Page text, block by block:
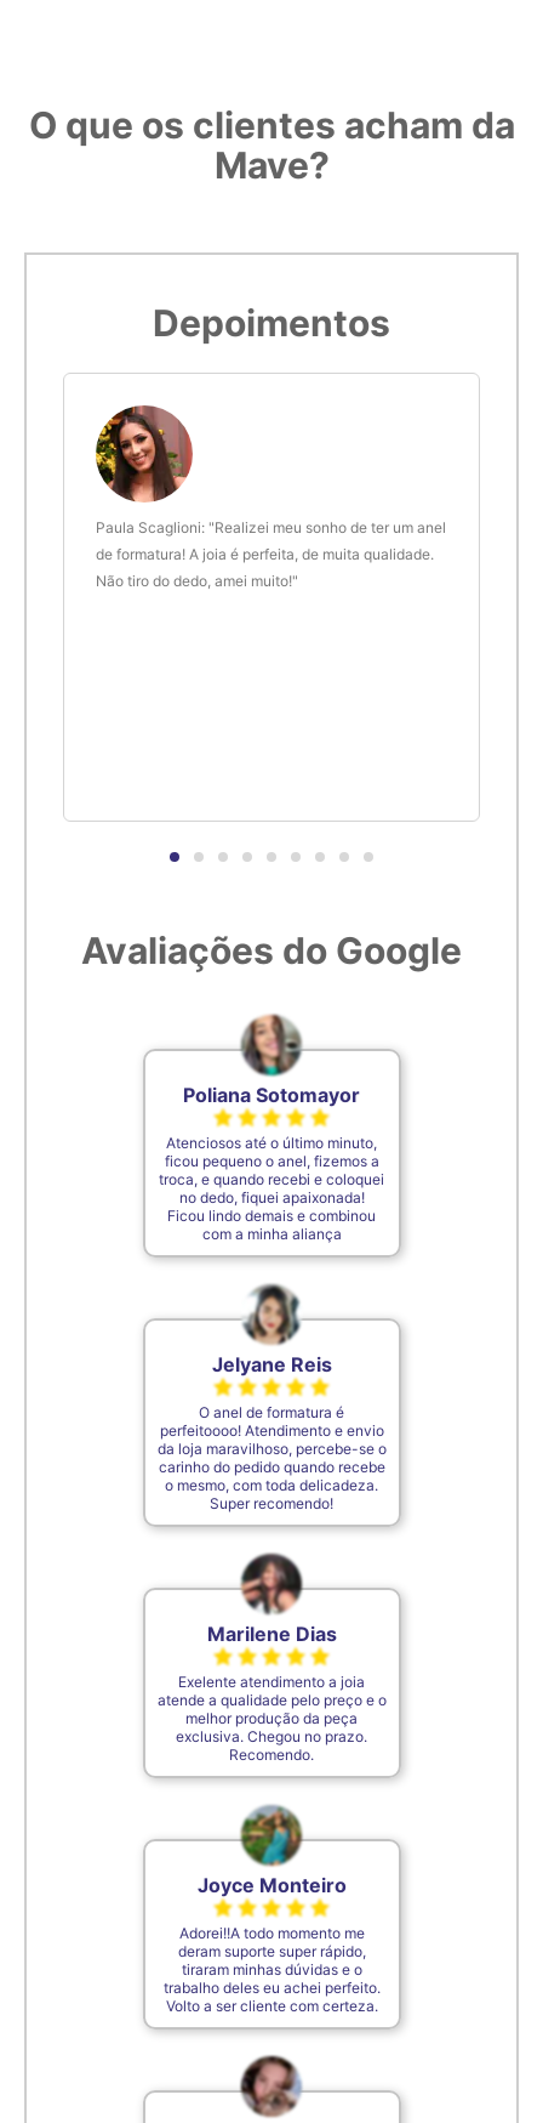
O que os clientes acham da
Mave?
Depoimentos
Paula Scaglioni: "Realizei meu sonho de ter um anel
de formatura! A joia é perfeita, de muita qualidade.
Não tiro do dedo, amei muito!"
Avaliações do Google
Poliana Sotomayor
Atenciosos até o último minuto,
ficou pequeno o anel, fizemos a
troca, e quando recebi e coloquei
no dedo, fiquei apaixonada!
Ficou lindo demais e combinou
com a minha aliança
Jelyane Reis
O anel de formatura é
perfeitoooo! Atendimento e envio
da loja maravilhoso, percebe-se o
carinho do pedido quando recebe
o mesmo, com toda delicadeza.
Super recomendo!
Marilene Dias
Exelente atendimento a joia
atende a qualidade pelo preço e o
melhor produção da peça
exclusiva. Chegou no prazo.
Recomendo.
Joyce Monteiro
Adorei!!A todo momento me
deram suporte super rápido,
tiraram minhas dúvidas e o
trabalho deles eu achei perfeito.
Volto a ser cliente com certeza.